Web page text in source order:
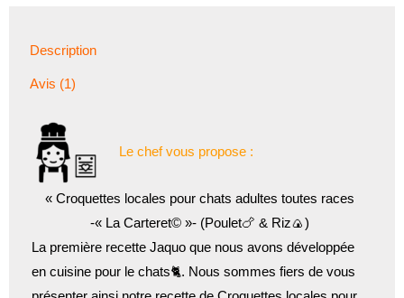
Description
Avis (1)
Le chef vous propose :
« Croquettes locales pour chats adultes toutes races
-« La Carteret© »- (Poulet🍗 & Riz🍙)
La première recette Jaquo que nous avons développée
en cuisine pour le chats🐈. Nous sommes fiers de vous